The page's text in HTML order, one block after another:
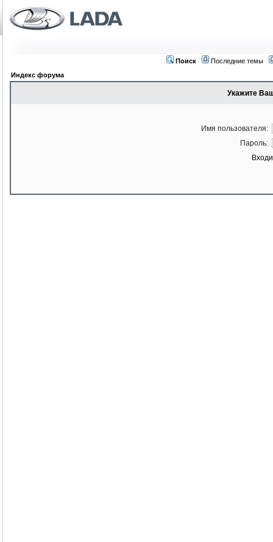
Поиск
Последние темы
Индекс форума
Укажите
Имя пользователя:
Пароль: